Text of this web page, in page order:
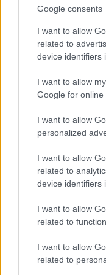
Google consents
I want to allow
related to
device identifiers
I want to allow
Google for online
I want to allow
personalized
I want to allow
related to
device identifiers
I want to allow
related to
I want to allow
related to
πτερύγια
στις άκρες. Ο
τούτου
Επειδή το
ψάρι να